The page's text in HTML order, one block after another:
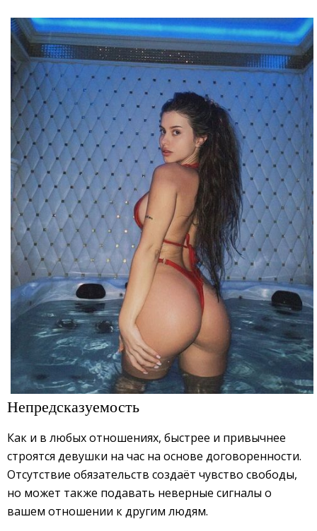
Непредсказуемость
Как и в любых отношениях, быстрее и привычнее
строятся девушки на час на основе договоренности.
Отсутствие обязательств создаёт чувство свободы,
но может также подавать неверные сигналы о
вашем отношении к другим людям.